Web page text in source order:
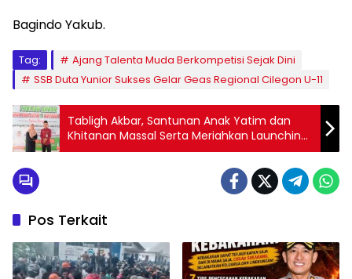
Bagindo Yakub.
Tag:
Ajang Talenta Muda Berkompetisi Sejak Dini
SSB Duta Yunior Sukses Gelar Geas Regional Cilegon U-11
Tabligh Akbar, Santunan Anak Yatim dan
Khitanan Massal Serta Meriahkan Launching
Yayasan Sentuhan Insan Peduli
Pos Terkait